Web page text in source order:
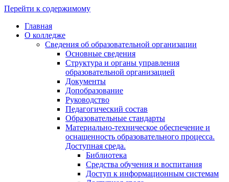
Перейти к содержимому
Главная
О колледже
Сведения об образовательной организации
Основные сведения
Структура и органы управления
образовательной организацией
Документы
Допобразование
Руководство
Педагогический состав
Образовательные стандарты
Материально-техническое обеспечение и
оснащенность образовательного процесса.
Доступная среда.
Библиотека
Средства обучения и воспитания
Доступ к информационным системам